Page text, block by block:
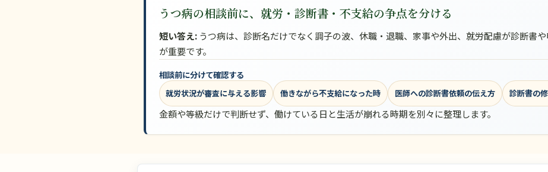
うつ病の相談前に、就労・診断書・不支給の争点を分ける
短い答え:うつ病は、診断名だけでなく調子の波、休職・退職、家事や外出、就労配慮が診断書
が重要です。
相談前に分けて確認する
就労状況が審査に与える影響 働きながら不支給になった時 医師への診断書依頼の伝え方 診断書の
金額や等級だけで判断せず、働けている日と生活が崩れる時期を別々に整理します。